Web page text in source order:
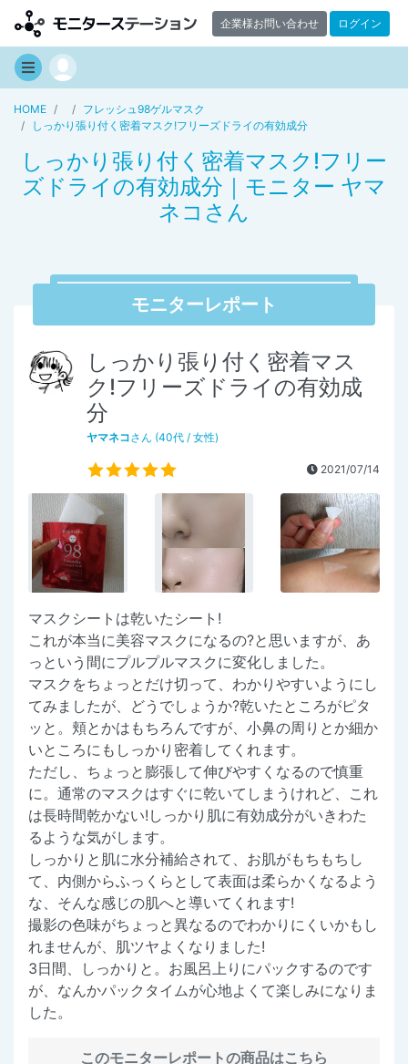
企業様お問い合わせ ログイン
HOME
フレッシュ98ゲルマスク
しっかり張り付く密着マスク!フリーズドライの有効成分
しっかり張り付く密着マスク!フリー
ズドライの有効成分｜モニター ヤマ
ネコさん
モニターレポート
しっかり張り付く密着マス
ク!フリーズドライの有効成
分
ヤマネコさん (40代 / 女性)
2021/07/14
マスクシートは乾いたシート!
これが本当に美容マスクになるの?と思いますが、あ
っという間にプルプルマスクに変化しました。
マスクをちょっとだけ切って、わかりやすいようにし
てみましたが、どうでしょうか?乾いたところがピタ
ッと。頬とかはもちろんですが、小鼻の周りとか細か
いところにもしっかり密着してくれます。
ただし、ちょっと膨張して伸びやすくなるので慎重
に。通常のマスクはすぐに乾いてしまうけれど、これ
は長時間乾かない!しっかり肌に有効成分がいきわた
るような気がします。
しっかりと肌に水分補給されて、お肌がもちもちし
て、内側からふっくらとして表面は柔らかくなるよう
な、そんな感じの肌へと導いてくれます!
撮影の色味がちょっと異なるのでわかりにくいかもし
れませんが、肌ツヤよくなりました!
3日間、しっかりと。お風呂上りにパックするのです
が、なんかパックタイムが心地よくて楽しみになりま
した。
このモニターレポートの商品はこちら